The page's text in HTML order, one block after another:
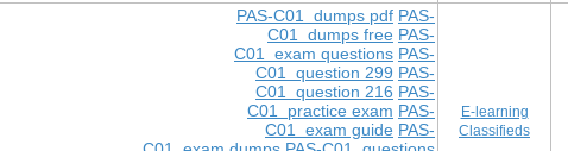
PAS-C01 dumps pdf PAS-
C01 dumps free PAS-
C01 exam questions PAS-
C01 question 299 PAS-
C01 question 216 PAS-
C01 practice exam PAS-
C01 exam guide PAS-
E-learning
Classifieds